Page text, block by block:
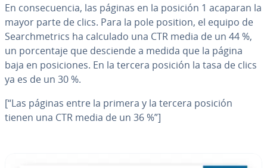
En co­n­se­cue­n­cia, las páginas en la posición 1 acaparan la
mayor parte de clics. Para la pole position, el equipo de
Sea­r­ch­me­tri­cs ha calculado una CTR media de un 44 %,
un po­r­ce­n­ta­je que desciende a medida que la página
baja en po­si­cio­nes. En la tercera posición la tasa de clics
ya es de un 30 %.
[“Las páginas entre la primera y la tercera posición
tienen una CTR media de un 36 %”]